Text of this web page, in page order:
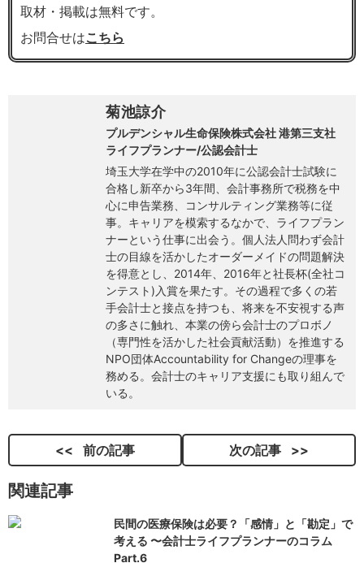
取材・掲載は無料です。
お問合せはこちら
菊池諒介
プルデンシャル生命保険株式会社 港第三支社
ライフプランナー/公認会計士
埼玉大学在学中の2010年に公認会計士試験に
合格し新卒から3年間、会計事務所で税務を中
心に申告業務、コンサルティング業務等に従
事。キャリアを模索するなかで、ライフプラン
ナーという仕事に出会う。個人法人問わず会計
士の目線を活かしたオーダーメイドの問題解決
を得意とし、2014年、2016年と社長杯(全社コ
ンテスト)入賞を果たす。その過程で多くの若
手会計士と接点を持つも、将来を不安視する声
の多さに触れ、本業の傍ら会計士のプロボノ
（専門性を活かした社会貢献活動）を推進する
NPO団体Accountability for Changeの理事を
務める。会計士のキャリア支援にも取り組んで
いる。
前の記事 次の記事
関連記事
民間の医療保険は必要？「感情」と「勘定」で
考える 〜会計士ライフプランナーのコラム
Part.6